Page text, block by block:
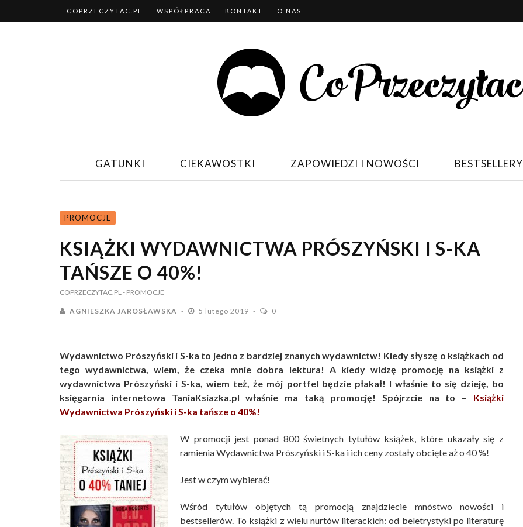
COPRZECZYTAC.PL WSPÓŁPRACA KONTAKT O NAS
GATUNKI CIEKAWOSTKI ZAPOWIEDZI I NOWOŚCI BESTSELLERY
PROMOCJE
KSIĄŻKI WYDAWNICTWA PRÓSZYŃSKI I S-KA
TAŃSZE O 40%!
COPRZECZYTAC.PL- PROMOCJE
AGNIESZKA JAROSŁAWSKA 5 lutego 2019 0
Wydawnictwo Prószyński i S-ka to jedno z bardziej znanych wydawnictw! Kiedy słyszę o książkach od
tego wydawnictwa, wiem, że czeka mnie dobra lektura! A kiedy widzę promocję na książki z
wydawnictwa Prószyński i S-ka, wiem też, że mój portfel będzie płakał! I właśnie to się dzieję, bo
księgarnia internetowa TaniaKsiazka.pl właśnie ma taką promocję! Spójrzcie na to – Książki
Wydawnictwa Prószyński i S-ka tańsze o 40%!
W promocji jest ponad 800 świetnych tytułów książek, które ukazały się z
ramienia Wydawnictwa Prószyński i S-ka i ich ceny zostały obcięte aż o 40 %!
Jest w czym wybierać!
Wśród tytułów objętych tą promocją znajdziecie mnóstwo nowości i
bestsellerów. To książki z wielu nurtów literackich: od beletrystyki po literaturę